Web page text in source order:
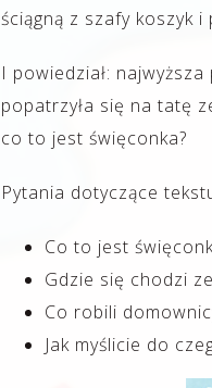
ściągną z szafy koszyk
I powiedział:
popatrzyła się na tatę
co to jest święconka?
Pytania dotyczące
Co to jest
Gdzie się chodzi
Co robili
Jak myślicie do